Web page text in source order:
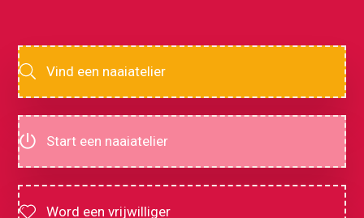
Vind een naaiatelier
Start een naaiatelier
Word een vrijwilliger